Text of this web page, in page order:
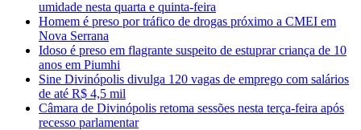
umidade nesta quarta e quinta-feira
Homem é preso por tráfico de drogas próximo a CMEI em
Nova Serrana
Idoso é preso em flagrante suspeito de estuprar criança de 10
anos em Piumhi
Sine Divinópolis divulga 120 vagas de emprego com salários
de até R$ 4,5 mil
Câmara de Divinópolis retoma sessões nesta terça-feira após
recesso parlamentar